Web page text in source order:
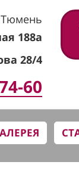
Тюмень
188а
28/4
60